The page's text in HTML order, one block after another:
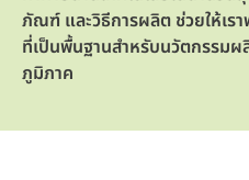
ภัณฑ์ และวิธีการผลิต ช่วยให้เร
ที่เป็นพื้นฐานสำหรับนวัตกรรม
ภูมิภาค